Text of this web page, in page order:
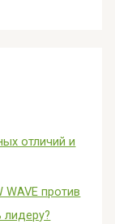
отличий и
WAVE против